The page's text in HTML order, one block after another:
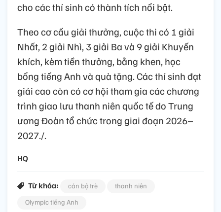
cho các thí sinh có thành tích nổi bật.
Theo cơ cấu giải thưởng, cuộc thi có 1 giải
Nhất, 2 giải Nhì, 3 giải Ba và 9 giải Khuyến
khích, kèm tiền thưởng, bằng khen, học
bổng tiếng Anh và quà tặng. Các thí sinh đạt
giải cao còn có cơ hội tham gia các chương
trình giao lưu thanh niên quốc tế do Trung
ương Đoàn tổ chức trong giai đoạn 2026–
2027./.
HQ
Từ khóa: cán bộ trè
thanh niên
Olympic tiếng Anh